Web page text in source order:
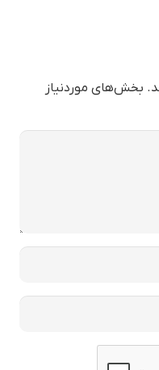
بخش‌های موردنیاز